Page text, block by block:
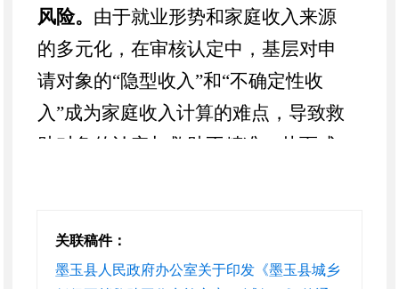
风险。 由于就业形势和家庭收入来源
的多元化，在审核认定中，基层对申
请对象的“隐型收入”和“不确定性收
入”成为家庭收入计算的难点，导致救
助对象的认定与救助不精准，从而成
困难类型相似、人均收入接近的家庭
放入相同档位，既兼顾到救助对象的
关联稿件：
墨玉县人民政府办公室关于印发《墨玉县城乡